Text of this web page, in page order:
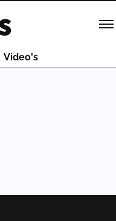
Video's